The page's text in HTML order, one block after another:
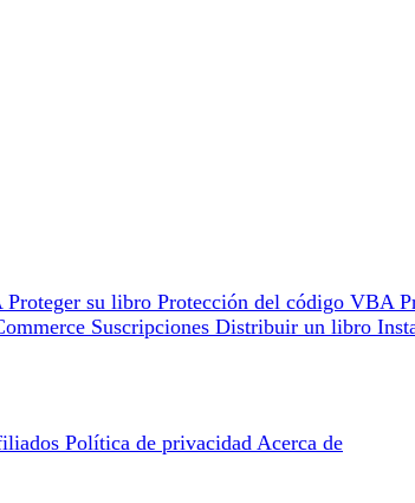
Proteger su libro Protección del código VBA
Suscripciones Distribuir un libro
Política de privacidad Acerca de